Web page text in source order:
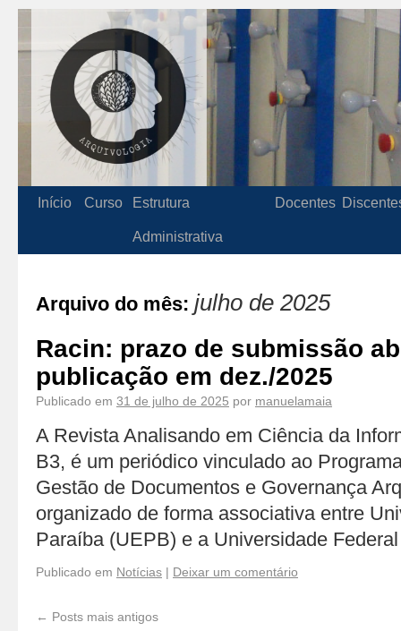
Início Curso Estrutura
Administrativa
Docentes
Arquivo do mês: julho de 2025
Racin: prazo de submissão
publicação em dez./2025
Publicado em 31 de julho de 2025 por manuelamaia
A Revista Analisando em Ciência da
B3, é um periódico vinculado ao
Gestão de Documentos e Governança
organizado de forma associativa entre
Paraíba (UEPB) e a Universidade
Publicado em Notícias | Deixar um comentário
← Posts mais antigos